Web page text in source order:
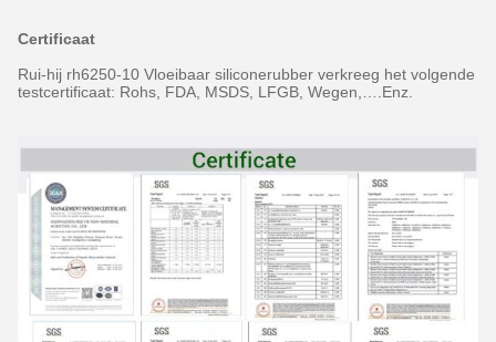
Certificaat
Rui-hij rh6250-10 Vloeibaar siliconerubber verkreeg het volgende
testcertificaat: Rohs, FDA, MSDS, LFGB, Wegen,….Enz.